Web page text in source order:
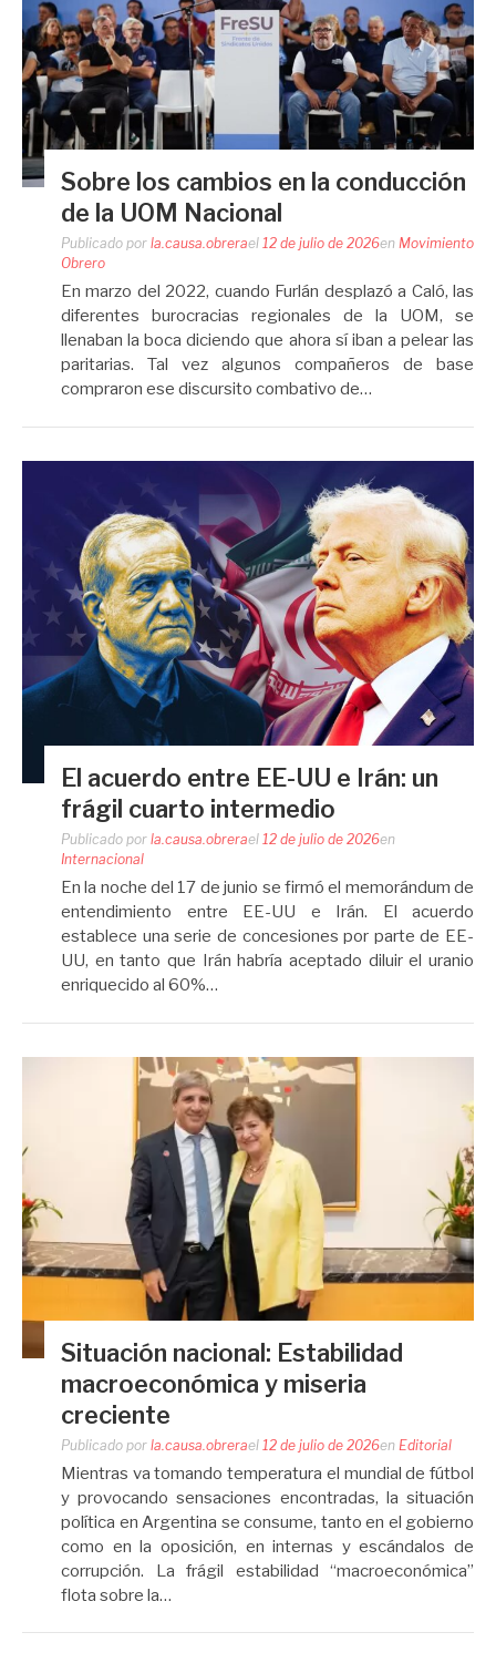
Sobre los cambios en la conducción
de la UOM Nacional
Publicado por la.causa.obrerael 12 de julio de 2026en Movimiento
Obrero
En marzo del 2022, cuando Furlán desplazó a Caló, las
diferentes burocracias regionales de la UOM, se
llenaban la boca diciendo que ahora sí iban a pelear las
paritarias. Tal vez algunos compañeros de base
compraron ese discursito combativo de…
El acuerdo entre EE-UU e Irán: un
frágil cuarto intermedio
Publicado por la.causa.obrerael 12 de julio de 2026en
Internacional
En la noche del 17 de junio se firmó el memorándum de
entendimiento entre EE-UU e Irán. El acuerdo
establece una serie de concesiones por parte de EE-
UU, en tanto que Irán habría aceptado diluir el uranio
enriquecido al 60%…
Situación nacional: Estabilidad
macroeconómica y miseria
creciente
Publicado por la.causa.obrerael 12 de julio de 2026en Editorial
Mientras va tomando temperatura el mundial de fútbol
y provocando sensaciones encontradas, la situación
política en Argentina se consume, tanto en el gobierno
como en la oposición, en internas y escándalos de
corrupción. La frágil estabilidad “macroeconómica”
flota sobre la…